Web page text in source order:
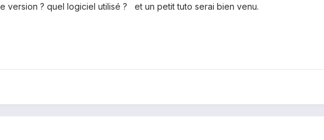
version ? quel logiciel utilisé ? et un petit tuto serai bien venu.